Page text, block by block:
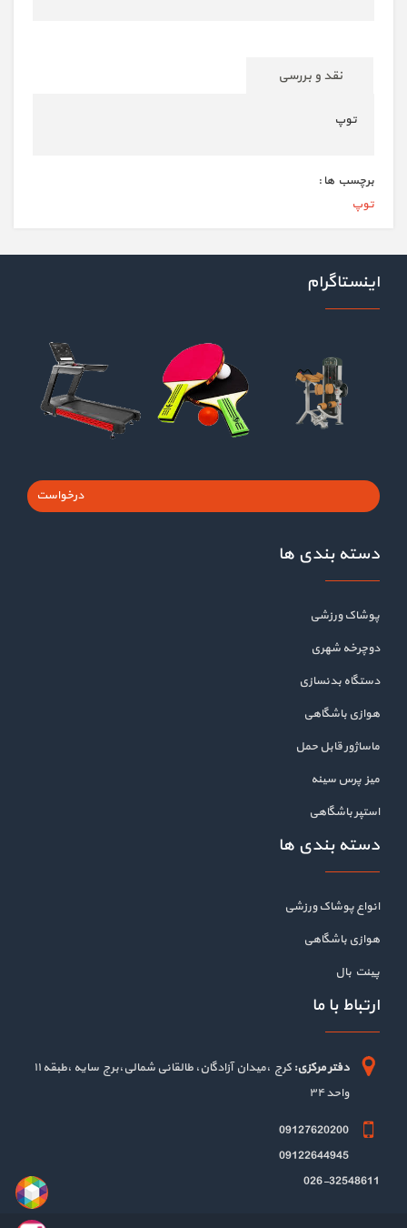
نقد و بررسی
توپ
برچسب ها :
توپ
اینستاگرام
درخواست
دسته بندی ها
پوشاک ورزشی
دوچرخه شهری
دستگاه بدنسازی
هوازی باشگاهی
ماساژور قابل حمل
میز پرس سینه
استپر باشگاهی
دسته بندی ها
انواع پوشاک ورزشی
هوازی باشگاهی
پینت بال
ارتباط با ما
دفتر مرکزی:
کرج ،میدان آزادگان، طالقانی شمالی،برج سایه ،طبقه ۱۱
واحد ۳۴
09127620200
09122644945
026-32548611